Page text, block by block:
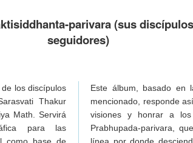
de un brahmana
yukta vairagya; toda riqueza y opulencia
del maestro espiritual: 3 cartas de Srila
parivara (sus
seguidores)
los discípulos
Thakur
Math. Servirá
para las
Este álbum, basado en
mencionado, responde
visiones y honrar a
Prabhupada-parivara,